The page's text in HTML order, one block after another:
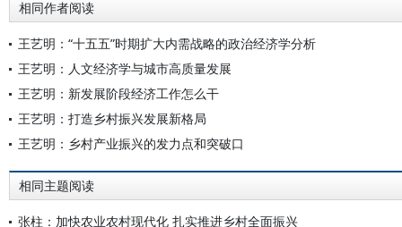
相同作者阅读
王艺明：“十五五”时期扩大内需战略的政治经济学分析
王艺明：人文经济学与城市高质量发展
王艺明：新发展阶段经济工作怎么干
王艺明：打造乡村振兴发展新格局
王艺明：乡村产业振兴的发力点和突破口
相同主题阅读
张柱：加快农业农村现代化 扎实推进乡村全面振兴